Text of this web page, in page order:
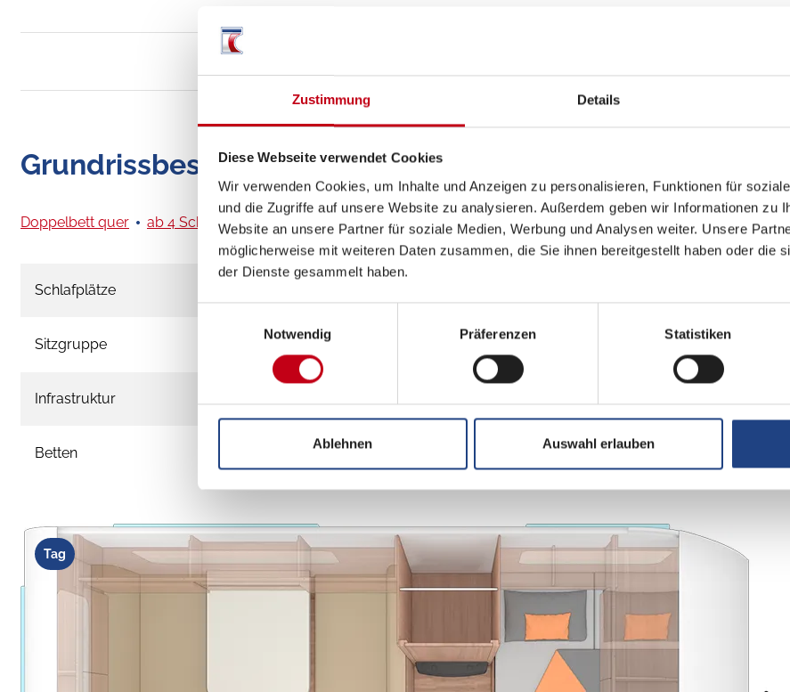
Zustimmung Details
Diese Webseite verwendet Cookies
Wir verwenden Cookies, um Inhalte und Anzeigen zu personalisieren, Funktionen für
und die Zugriffe auf unsere Website zu analysieren. Außerdem geben wir Informationen zu
Website an unsere Partner für soziale Medien, Werbung und Analysen weiter. Unsere
möglicherweise mit weiteren Daten zusammen, die Sie ihnen bereitgestellt haben oder die
der Dienste gesammelt haben.
Notwendig
Präferenzen Statistiken
Ablehnen Auswahl erlauben
Grundrissbeschreibung
Doppelbett quer ab 4 Schlafplätze
Schlafplätze
Sitzgruppe Face-to-Face Sitzgruppe
Infrastruktur
Betten Doppelbett quer
Tag